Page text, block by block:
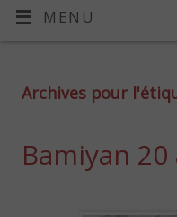
MENU
Archives pour
Bamiyan